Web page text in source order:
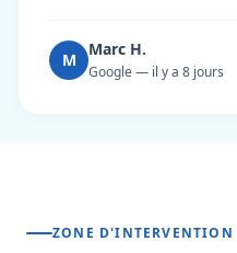
M
Marc H.
Google — il y a 8 jours
ZONE D'INTERVENTION